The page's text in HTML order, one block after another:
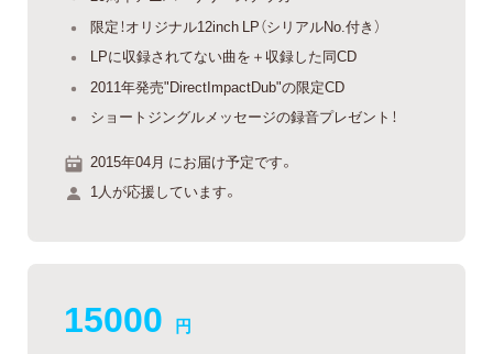
限定！オリジナル12inch LP（シリアルNo.付き）
LPに収録されてない曲を＋収録した同CD
2011年発売"DirectImpactDub"の限定CD
ショートジングルメッセージの録音プレゼント！
2015年04月 にお届け予定です。
1人が応援しています。
15000 円